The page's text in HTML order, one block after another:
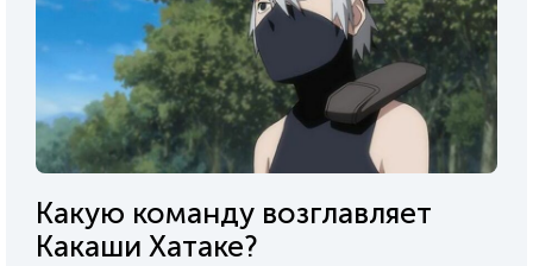
Какую команду возглавляет
Какаши Хатаке?